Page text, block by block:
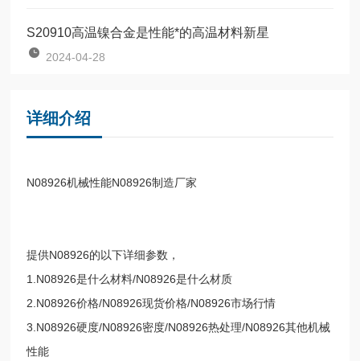
S20910高温镍合金是性能*的高温材料新星
2024-04-28
详细介绍
N08926机械性能N08926制造厂家
提供N08926的以下详细参数，
1.N08926是什么材料/N08926是什么材质
2.N08926价格/N08926现货价格/N08926市场行情
3.N08926硬度/N08926密度/N08926热处理/N08926其他机械
性能